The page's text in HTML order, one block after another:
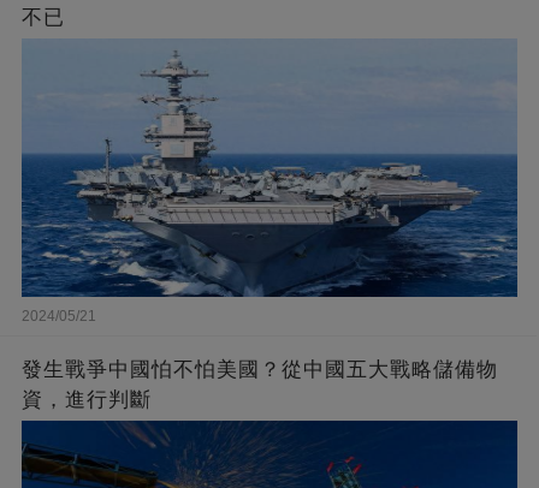
不已
2024/05/21
發生戰爭中國怕不怕美國？從中國五大戰略儲備物
資，進行判斷